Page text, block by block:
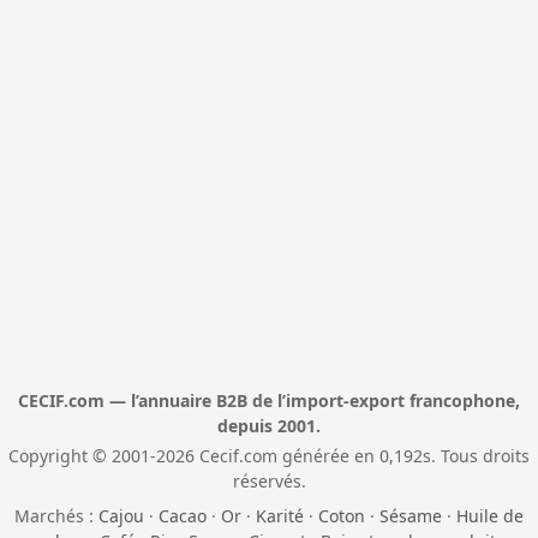
CECIF.com — l’annuaire B2B de l’import-export francophone,
depuis 2001.
Copyright © 2001-2026 Cecif.com générée en 0,192s. Tous droits
réservés.
Marchés : Cajou · Cacao · Or · Karité · Coton · Sésame · Huile de